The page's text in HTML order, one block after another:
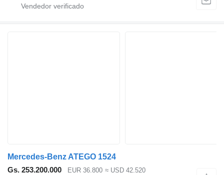
Mercedes-Benz ATEGO 1524
Gs. 253.200.000
EUR 36.800 ≈ USD 42.520